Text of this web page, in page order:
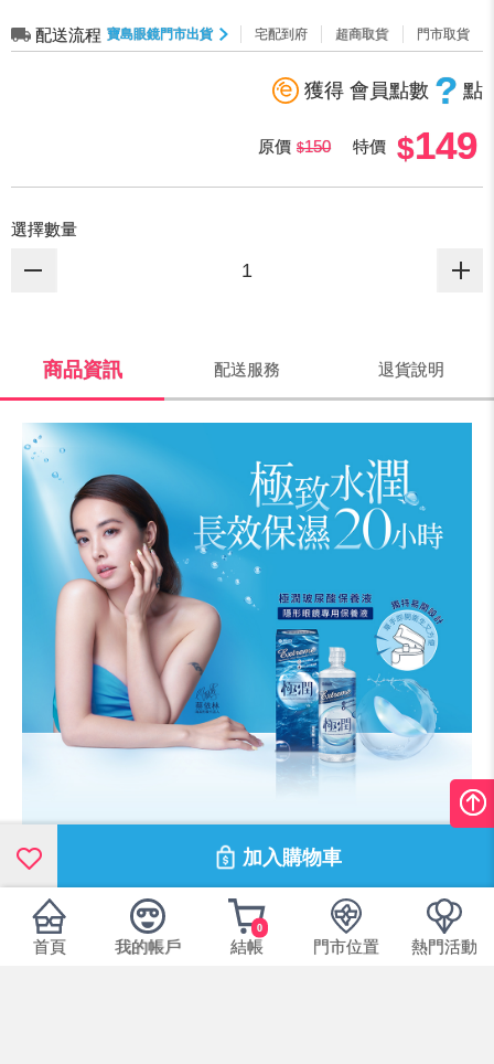
配送流程 寶島眼鏡門市出貨 宅配到府 超商取貨 門市取貨
獲得 會員點數 ? 點
原價 150 特價 149
選擇數量
加入購物車
商品資訊 配送服務 退貨說明
首頁 我的帳戶
0
結帳 門市位置 熱門活動